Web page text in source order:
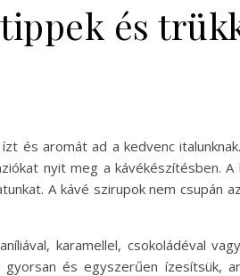
és
és aromát ad a kedvenc
nyit meg a kávékészítésben.
A kávé szirupok nem csupán
karamellel, csokoládéval
és egyszerűen ízesítsük,